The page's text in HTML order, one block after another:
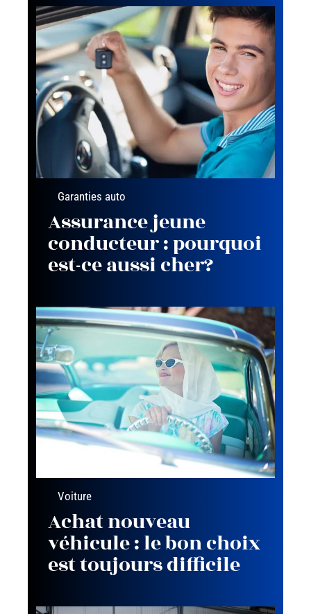
Garanties auto
Assurance jeune
conducteur : pourquoi
est-ce aussi cher?
Voiture
Achat nouveau
véhicule : le bon choix
est toujours difficile